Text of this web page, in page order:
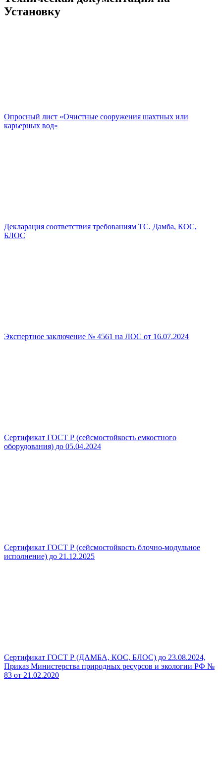
Установку
Опросный лист «Очистные сооружения шахтных или
карьерных вод»
Декларация соответствия требованиям ТС. Дамба, КОС,
БЛОС
Экспертное заключение № 4561 на ЛОС от 16.07.2024
Сертификат ГОСТ Р (сейсмостойкость емкостного
оборудования) до 05.04.2024
Сертификат ГОСТ Р (сейсмостойкость блочно-модульное
исполнение) до 21.12.2025
Сертификат ГОСТ Р (ДАМБА, КОС, БЛОС) до 23.08.2024,
Приказ Министерства природных ресурсов и экологии РФ №
83 от 21.02.2020